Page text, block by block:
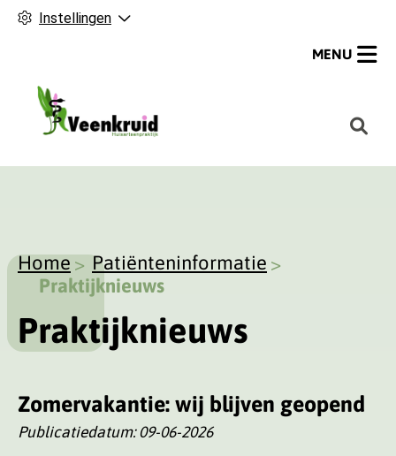
Instellingen
H
MENU
Home
Patiënteninformatie
Praktijknieuws
Praktijknieuws
Zomervakantie: wij blijven geopend
Publicatiedatum:09-06-2026